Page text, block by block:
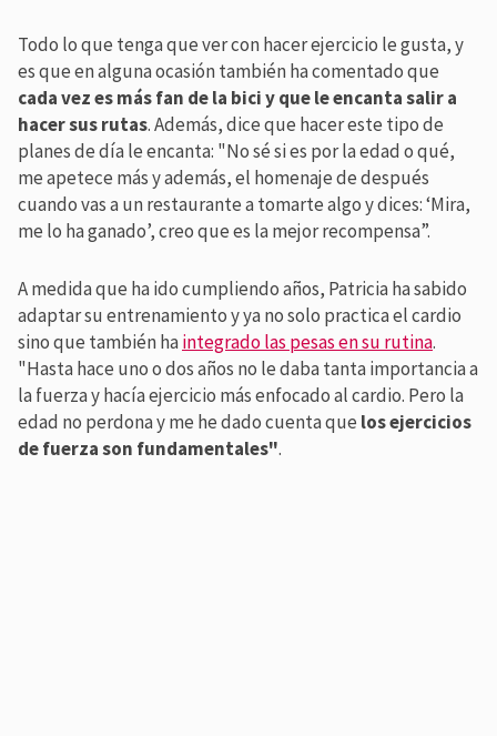
Todo lo que tenga que ver con hacer ejercicio le gusta, y
es que en alguna ocasión también ha comentado que
cada vez es más fan de la bici y que le encanta salir a
hacer sus rutas. Además, dice que hacer este tipo de
planes de día le encanta: "No sé si es por la edad o qué,
me apetece más y además, el homenaje de después
cuando vas a un restaurante a tomarte algo y dices: ‘Mira,
me lo ha ganado’, creo que es la mejor recompensa”.
A medida que ha ido cumpliendo años, Patricia ha sabido
adaptar su entrenamiento y ya no solo practica el cardio
sino que también haintegrado las pesas en su rutina.
"Hasta hace uno o dos años no le daba tanta importancia a
la fuerza y hacía ejercicio más enfocado al cardio. Pero la
edad no perdona y me he dado cuenta que los ejercicios
de fuerza son fundamentales".